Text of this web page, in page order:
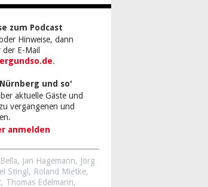
zum Podcast
Hinweise, dann
E-Mail
.
und so'
aktuelle Gäste und
vergangenen und
anmelden
, Jan Hagemann, Jörg
Stingl , Roland Mietke,
, Thomas Edelmann,